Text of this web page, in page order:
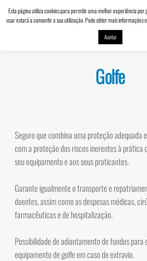
Contabilidade
e Seguros
Golfe
Seguro que combina uma proteção adequada
com a proteção dos riscos inerentes à prática
seu equipamento e aos seus praticantes.
Garante igualmente o transporte e
doentes, assim como as despesas médicas,
farmacêuticas e de hospitalização.
Possibilidade de adiantamento de fundos para
equipamento de golfe em caso de extravio.
Esta página utiliza cookies para permitir uma melhor experiência por
usar estará a consentir a sua utilização. Pode obter mais informações
Aceitar